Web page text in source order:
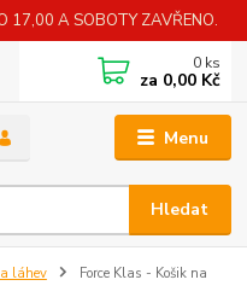
17,00 A SOBOTY ZAVŘENO.
Menu
Hledat
0 ks
za 0,00 Kč
láhev
Force Klas - Košik na